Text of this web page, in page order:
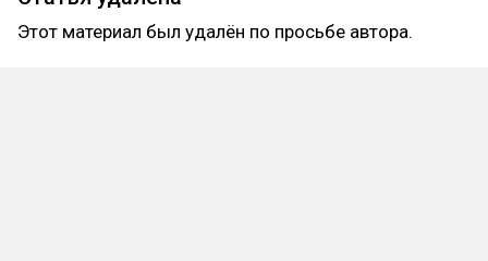
Этот материал был удалён по просьбе автора.